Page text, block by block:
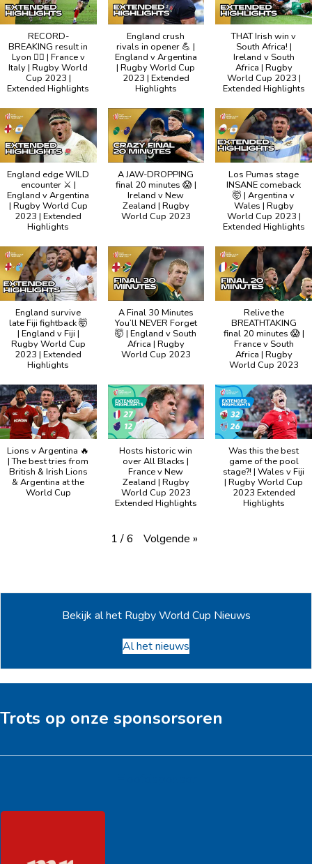
RECORD-
BREAKING result in
Lyon ⛓️‍💥 | France v
Italy | Rugby World
Cup 2023 |
Extended Highlights
England crush
rivals in opener 💪 |
England v Argentina
| Rugby World Cup
2023 | Extended
Highlights
THAT Irish win v
South Africa! |
Ireland v South
Africa | Rugby
World Cup 2023 |
Extended Highlights
England edge WILD
encounter ⚔️ |
England v Argentina
| Rugby World Cup
2023 | Extended
Highlights
A JAW-DROPPING
final 20 minutes 😱 |
Ireland v New
Zealand | Rugby
World Cup 2023
Los Pumas stage
INSANE comeback
🤯 | Argentina v
Wales | Rugby
World Cup 2023 |
Extended Highlights
England survive
late Fiji fightback 🤯
| England v Fiji |
Rugby World Cup
2023 | Extended
Highlights
A Final 30 Minutes
You’ll NEVER Forget
🤯 | England v South
Africa | Rugby
World Cup 2023
Relive the
BREATHTAKING
final 20 minutes 😱 |
France v South
Africa | Rugby
World Cup 2023
Lions v Argentina 🔥
| The best tries from
British & Irish Lions
& Argentina at the
World Cup
Hosts historic win
over All Blacks |
France v New
Zealand | Rugby
World Cup 2023
Extended Highlights
Was this the best
game of the pool
stage?! | Wales v Fiji
| Rugby World Cup
2023 Extended
Highlights
1 / 6 Volgende »
Bekijk al het Rugby World Cup Nieuws
Al het nieuws
Trots op onze sponsorsoren